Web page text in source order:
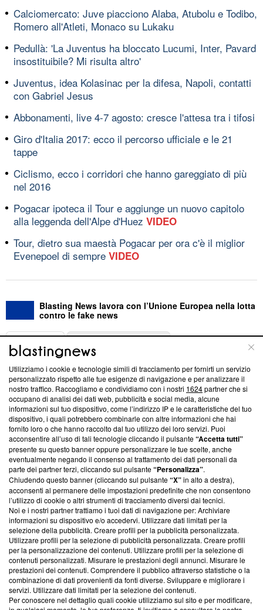
Calciomercato: Juve piacciono Alaba, Atubolu e Todibo,
Romero all'Atleti, Monaco su Lukaku
Pedullà: 'La Juventus ha bloccato Lucumi, Inter, Pavard
insostituibile? Mi risulta altro'
Juventus, idea Kolasinac per la difesa, Napoli, contatti
con Gabriel Jesus
Abbonamenti, live 4-7 agosto: cresce l'attesa tra i tifosi
Giro d'Italia 2017: ecco il percorso ufficiale e le 21
tappe
Ciclismo, ecco i corridori che hanno gareggiato di più
nel 2016
Pogacar ipoteca il Tour e aggiunge un nuovo capitolo
alla leggenda dell'Alpe d'Huez VIDEO
Tour, dietro sua maestà Pogacar per ora c'è il miglior
Evenepoel di sempre VIDEO
Blasting News lavora con l’Unione Europea nella lotta
contro le fake news
ABOUT
Questa sezione offre informazioni trasparenti su Blasting
News, sui nostri processi editoriali e su come ci impegniamo a
creare news di qualità. Inoltre, afferma la nostra aderenza a
‘Trust Project - News with Integrity’Blasting News non è
ancora membro del programma, ma ha richiesto di farne
parte; Trust Project non ha ancora effettuato una verifica di
conformità agli standard.
Su di noi
Team editoriale
Corporate
Redazione
Informativa Privacy
Cookie Policy
Blasting SA, IDI CHE-247.845.224, Via Carlo Frasca, 3 - 6900
Lugano (Svizzera) Tel:+39 0690258937
Utilizziamo i cookie e tecnologie simili di tracciamento per fornirti un servizio
personalizzato rispetto alle tue esigenze di navigazione e per analizzare il
nostro traffico. Raccogliamo e condividiamo con i nostri 1624partner che si
occupano di analisi dei dati web, pubblicità e social media, alcune
informazioni sul tuo dispositivo, come l’indirizzo IP e le caratteristiche del tuo
dispositivo, i quali potrebbero combinarle con altre informazioni che hai
fornito loro o che hanno raccolto dal tuo utilizzo dei loro servizi. Puoi
acconsentire all’uso di tali tecnologie cliccando il pulsante“Accetta tutti”
presente su questo banner oppure personalizzare le tue scelte, anche
eventualmente negando il consenso al trattamento dei dati personali da
parte dei partner terzi, cliccando sul pulsante“Personalizza”.
Chiudendo questo banner (cliccando sul pulsante“X”in alto a destra),
acconsenti al permanere delle impostazioni predefinite che non consentono
l’utilizzo di cookie o altri strumenti di tracciamento diversi dai tecnici.
Noi e i nostri partner trattiamo i tuoi dati di navigazione per: Archiviare
informazioni su dispositivo e/o accedervi. Utilizzare dati limitati per la
selezione della pubblicità. Creare profili per la pubblicità personalizzata.
Utilizzare profili per la selezione di pubblicità personalizzata. Creare profili
per la personalizzazione dei contenuti. Utilizzare profili per la selezione di
contenuti personalizzati. Misurare le prestazioni degli annunci. Misurare le
prestazioni dei contenuti. Comprendere il pubblico attraverso statistiche o la
combinazione di dati provenienti da fonti diverse. Sviluppare e migliorare i
servizi. Utilizzare dati limitati per la selezione dei contenuti.
Per conoscere nel dettaglio quali cookie utilizziamo sul sito e per modificare,